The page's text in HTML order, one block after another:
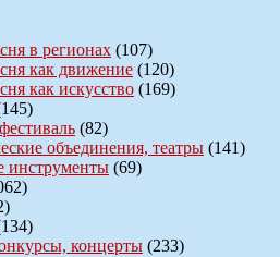
в регионах (107)
как движение (120)
как искусство (169)
(82)
объединения, театры (141)
инструменты (69)
концерты (233)